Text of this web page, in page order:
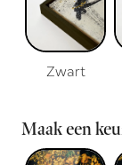
Zwart
Maak een